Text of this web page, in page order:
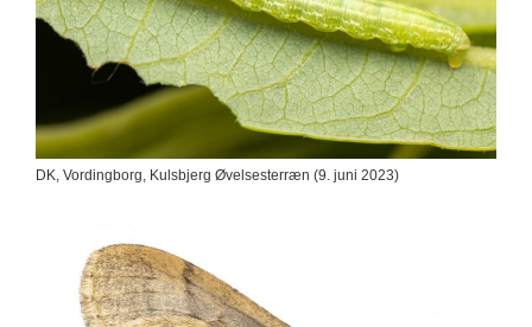
DK, Vordingborg, Kulsbjerg Øvelsesterræn (9. juni 2023)